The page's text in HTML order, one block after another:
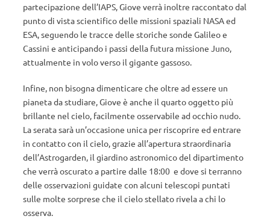
partecipazione dell’IAPS, Giove verrà inoltre raccontato dal
punto di vista scientifico delle missioni spaziali NASA ed
ESA, seguendo le tracce delle storiche sonde Galileo e
Cassini e anticipando i passi della futura missione Juno,
attualmente in volo verso il gigante gassoso.
Infine, non bisogna dimenticare che oltre ad essere un
pianeta da studiare, Giove è anche il quarto oggetto più
brillante nel cielo, facilmente osservabile ad occhio nudo.
La serata sarà un’occasione unica per riscoprire ed entrare
in contatto con il cielo, grazie all’apertura straordinaria
dell’Astrogarden, il giardino astronomico del dipartimento
che verrà oscurato a partire dalle 18:00 e dove si terranno
delle osservazioni guidate con alcuni telescopi puntati
sulle molte sorprese che il cielo stellato rivela a chi lo
osserva.